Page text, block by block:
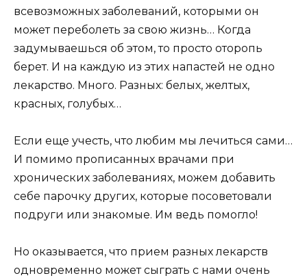
всевозможных заболеваний, которыми он
может переболеть за свою жизнь… Когда
задумываешься об этом, то просто оторопь
берет. И на каждую из этих напастей не одно
лекарство. Много. Разных: белых, желтых,
красных, голубых…
Если еще учесть, что любим мы лечиться сами…
И помимо прописанных врачами при
хронических заболеваниях, можем добавить
себе парочку других, которые посоветовали
подруги или знакомые. Им ведь помогло!
Но оказывается, что прием разных лекарств
одновременно может сыграть с нами очень